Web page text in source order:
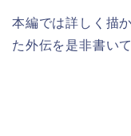
本編では詳しく描
た外伝を是非書い